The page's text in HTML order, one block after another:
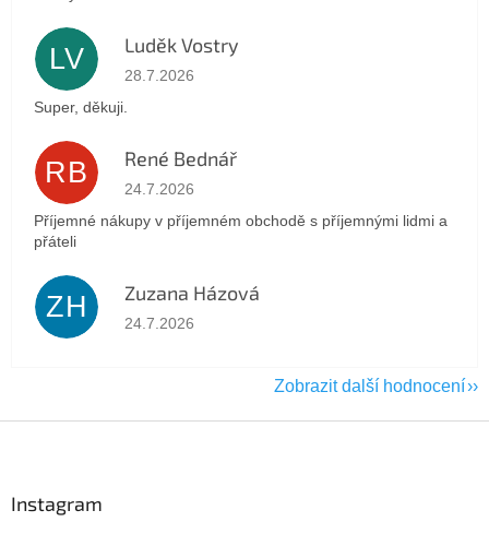
LV Luděk Vostry
Hodnocení obchodu je 5 z 5 hvězdiček.
28.7.2026
Super, děkuji.
RB René Bednář
Hodnocení obchodu je 5 z 5 hvězdiček.
24.7.2026
Příjemné nákupy v příjemném obchodě s příjemnými lidmi a
přáteli
ZH Zuzana Házová
Hodnocení obchodu je 5 z 5 hvězdiček.
24.7.2026
Zobrazit další hodnocení
Instagram